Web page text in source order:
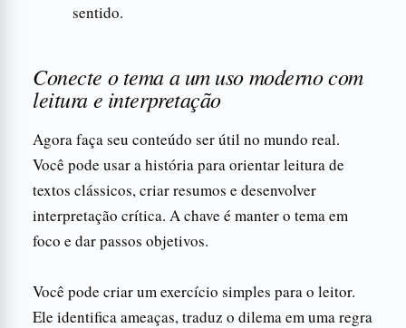
sentido.
Conecte o tema a um uso moderno com
leitura e interpretação
Agora faça seu conteúdo ser útil no mundo real.
Você pode usar a história para orientar leitura de
textos clássicos, criar resumos e desenvolver
interpretação crítica. A chave é manter o tema em
foco e dar passos objetivos.
Você pode criar um exercício simples para o leitor.
Ele identifica ameaças, traduz o dilema em uma regra